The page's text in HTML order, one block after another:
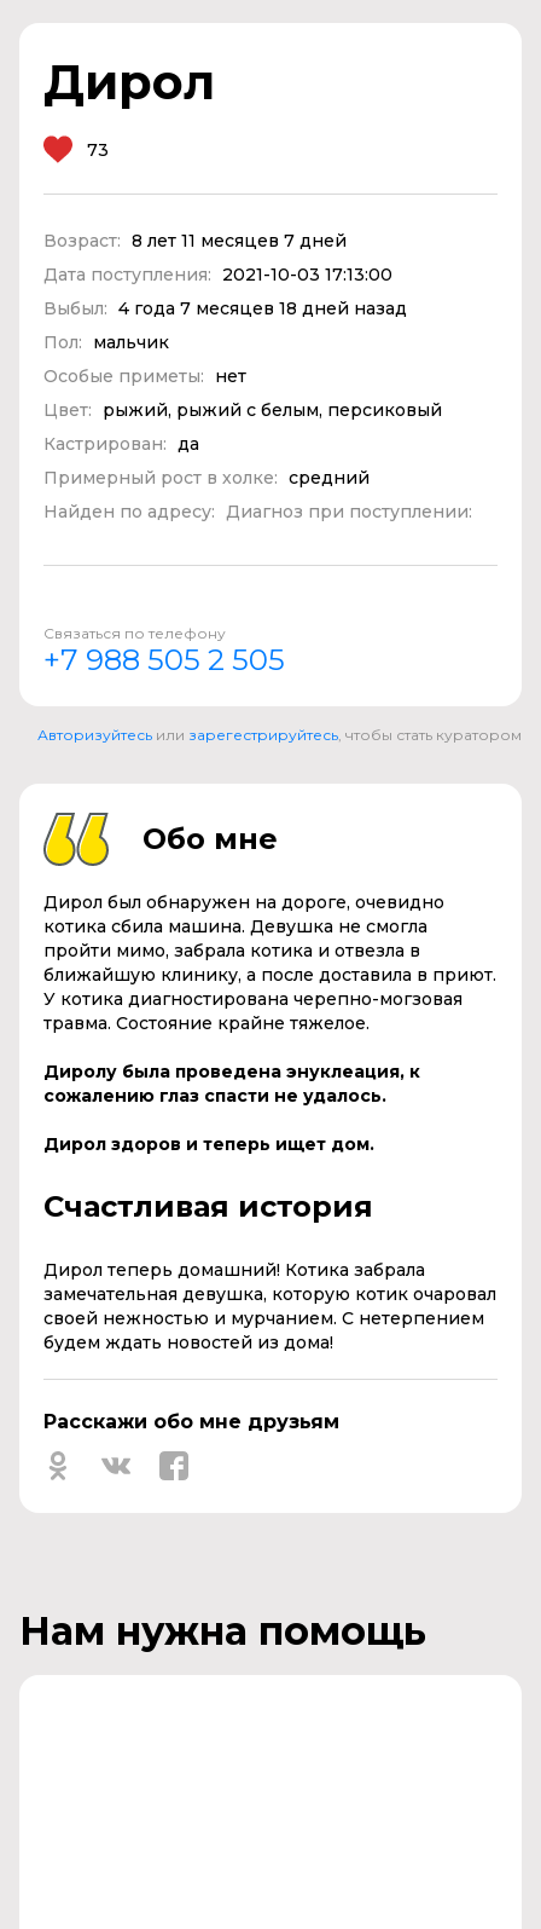
Дирол
73
Возраст: 8 лет 11 месяцев 7 дней
Дата поступления:
2021-10-03 17:13:00
Выбыл: 4 года 7 месяцев 18 дней назад
Пол:
мальчик
Особые приметы:
нет
Цвет:
рыжий, рыжий с белым, персиковый
Кастрирован: да
Примерный рост в холке: средний
Найден по адресу: Диагноз при поступлении:
Связаться по телефону
+7 988 505 2 505
Авторизуйтесь или зарегестрируйтесь , чтобы стать куратором
Обо мне
Дирол был обнаружен на дороге, очевидно
котика сбила машина. Девушка не смогла
пройти мимо, забрала котика и отвезла в
ближайшую клинику, а после доставила в приют.
У котика диагностирована черепно-могзовая
травма. Состояние крайне тяжелое.
Диролу была проведена энуклеация, к
сожалению глаз спасти не удалось.
Дирол здоров и теперь ищет дом.
Счастливая история
Дирол теперь домашний! Котика забрала
замечательная девушка, которую котик очаровал
своей нежностью и мурчанием. С нетерпением
будем ждать новостей из дома!
Расскажи обо мне друзьям
Нам нужна помощь